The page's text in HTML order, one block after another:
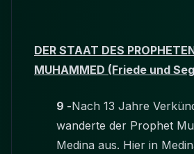
DER STAAT DES
MUHAMMED (Friede und
9 -Nach 13 Jahre
wanderte der Prophet
Medina aus. Hier in